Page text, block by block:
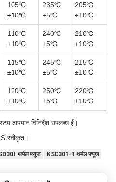
105℃
±10℃
235℃
±5℃
205℃
±10℃
110℃
±10℃
240℃
±5℃
210℃
±10℃
115℃
±10℃
245℃
±5℃
215℃
±10℃
120℃
±10℃
250℃
±5℃
220℃
±10℃
तापमान विनिर्देश उपलब्ध हैं।
स्वीकृत।
थर्मल फ्यूज KSD301-R थर्मल फ्यूज